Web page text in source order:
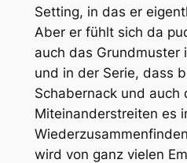
Setting, in das er
Aber er fühlt sich da
auch das Grundmuster
und in der Serie, dass
Schabernack und auch
Miteinanderstreiten es
wird von ganz vielen